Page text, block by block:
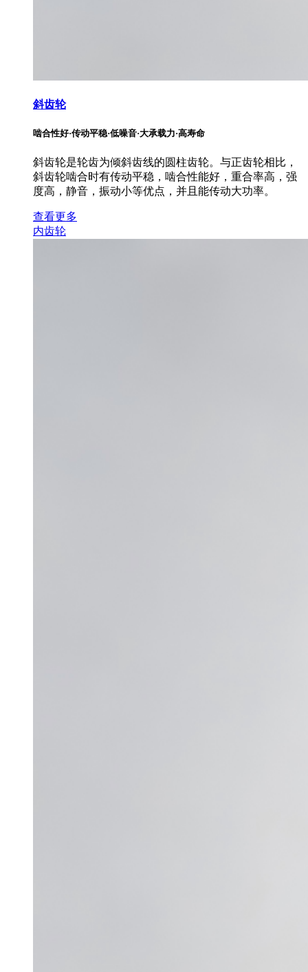
斜齿轮
啮合性好·传动平稳·低噪音·大承载力·高寿命
斜齿轮是轮齿为倾斜齿线的圆柱齿轮。与正齿轮相比，
斜齿轮啮合时有传动平稳，啮合性能好，重合率高，强
度高，静音，振动小等优点，并且能传动大功率。
查看更多
内齿轮